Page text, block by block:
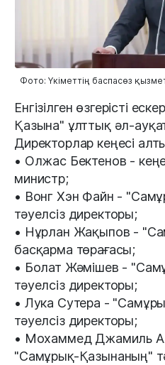
Фото: Үкіметтің баспасөз
Енгізілген өзгерісті
Қазына" ұлттық әл-
Директорлар кеңесі
• Олжас Бектенов -
министр;
• Вонг Хэн Файн -
тәуелсіз директоры;
• Нұрлан Жақыпов -
басқарма төрағасы;
• Болат Жәмішев -
тәуелсіз директоры;
• Лука Сутера -
тәуелсіз директоры;
• Мохаммед Джамиль
"Самұрық-Қазынаның"